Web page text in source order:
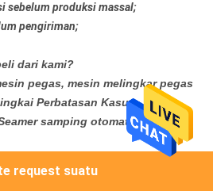
sebelum produksi massal;
pengiriman;
dari kami?
pegas, mesin melingkar pegas
Perbatasan Kasur,
samping otomatis dari
dari kami bukan dari
request suatu